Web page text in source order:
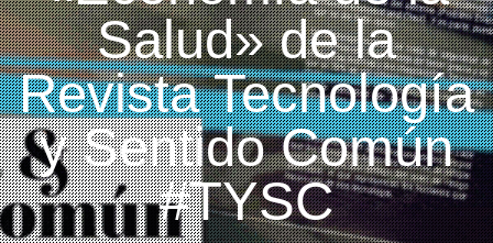
Salud» de la
Revista Tecnología
y Sentido Común
#TYSC